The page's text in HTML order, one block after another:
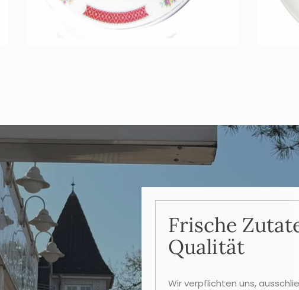
Frische
Qualität
Wir verpflichten uns,